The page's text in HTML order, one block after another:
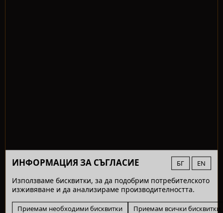
ИНФОРМАЦИЯ ЗА СЪГЛАСИЕ БГ EN
Използваме бисквитки, за да подобрим потребителското
изживяване и да анализираме производителността.
Приемам необходими бисквитки Приемам всички бисквитки